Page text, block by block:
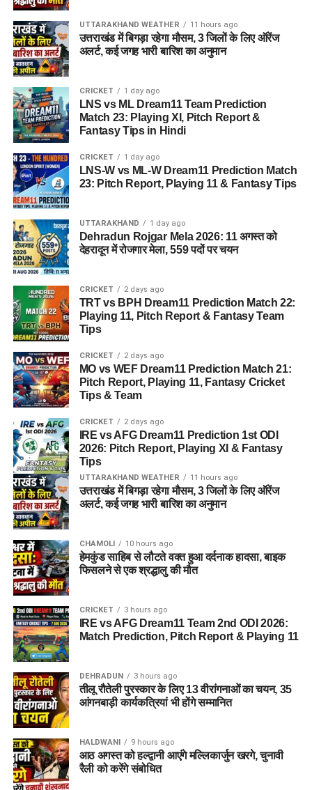
UTTARAKHAND WEATHER 11 hours ago
उत्तराखंड में बिगड़ा रहेगा मौसम, 3 जिलों के लिए ऑरेंज
अलर्ट, कई जगह भारी बारिश का अनुमान
CRICKET 1 day ago
LNS vs ML Dream11 Team Prediction
Match 23: Playing XI, Pitch Report &
Fantasy Tips in Hindi
CRICKET 1 day ago
LNS-W vs ML-W Dream11 Prediction Match
23: Pitch Report, Playing 11 & Fantasy Tips
UTTARAKHAND 1 day ago
Dehradun Rojgar Mela 2026: 11 अगस्त को
देहरादून में रोजगार मेला, 559 पदों पर चयन
CRICKET 2 days ago
TRT vs BPH Dream11 Prediction Match 22:
Playing 11, Pitch Report & Fantasy Team
Tips
CRICKET 2 days ago
MO vs WEF Dream11 Prediction Match 21:
Pitch Report, Playing 11, Fantasy Cricket
Tips & Team
CRICKET 2 days ago
IRE vs AFG Dream11 Prediction 1st ODI
2026: Pitch Report, Playing XI & Fantasy
Tips
UTTARAKHAND WEATHER 11 hours ago
उत्तराखंड में बिगड़ा रहेगा मौसम, 3 जिलों के लिए ऑरेंज
अलर्ट, कई जगह भारी बारिश का अनुमान
CHAMOLI 10 hours ago
हेमकुंड साहिब से लौटते वक्त हुआ दर्दनाक हादसा, बाइक
फिसलने से एक श्रद्धालु की मौत
CRICKET 3 hours ago
IRE vs AFG Dream11 Team 2nd ODI 2026:
Match Prediction, Pitch Report & Playing 11
DEHRADUN 3 hours ago
तीलू रौतेली पुरस्कार के लिए 13 वीरांगनाओं का चयन, 35
आंगनबाड़ी कार्यकत्रियां भी होंगे सम्मानित
HALDWANI 9 hours ago
आठ अगस्त को हल्द्वानी आएंगे मल्लिकार्जुन खरगे, चुनावी
रैली को करेंगे संबोधित